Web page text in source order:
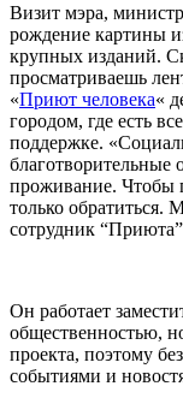
Визит мэра,
рождение картины
крупных изданий.
просматриваешь
«Приют человека«
городом, где есть
поддержке.
благотворительные
проживание. Чтобы
только
сотрудник
Он работает
общественностью,
проекта, поэтому
событиями и